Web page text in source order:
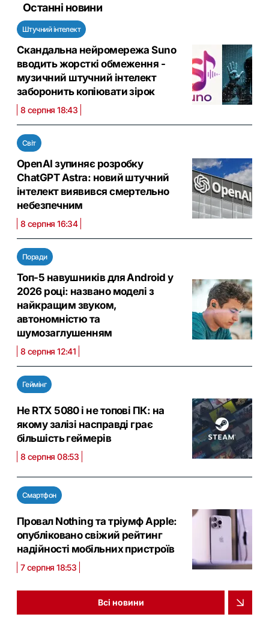
Останні новини
Штучний інтелект
Скандальна нейромережа Suno
вводить жорсткі обмеження -
музичний штучний інтелект
заборонить копіювати зірок
8 серпня 18:43
Світ
OpenAI зупиняє розробку
ChatGPT Astra: новий штучний
інтелект виявився смертельно
небезпечним
8 серпня 16:34
Поради
Топ-5 навушників для Android у
2026 році: названо моделі з
найкращим звуком,
автономністю та
шумозаглушенням
8 серпня 12:41
Геймінг
Не RTX 5080 і не топові ПК: на
якому залізі насправді грає
більшість геймерів
8 серпня 08:53
Смартфон
Провал Nothing та тріумф Apple:
опубліковано свіжий рейтинг
надійності мобільних пристроїв
7 серпня 18:53
Всі новини